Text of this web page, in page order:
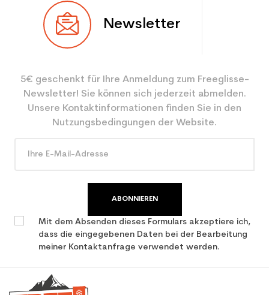
Newsletter
5€ geschenkt für Ihre Anmeldung zum Freeglisse-
Newsletter! Sie können sich jederzeit abmelden.
Unsere Kontaktinformationen finden Sie in den
Nutzungsbedingungen der Website.
ABONNIEREN
Mit dem Absenden dieses Formulars akzeptiere ich,
dass die eingegebenen Daten bei der Bearbeitung
meiner Kontaktanfrage verwendet werden.